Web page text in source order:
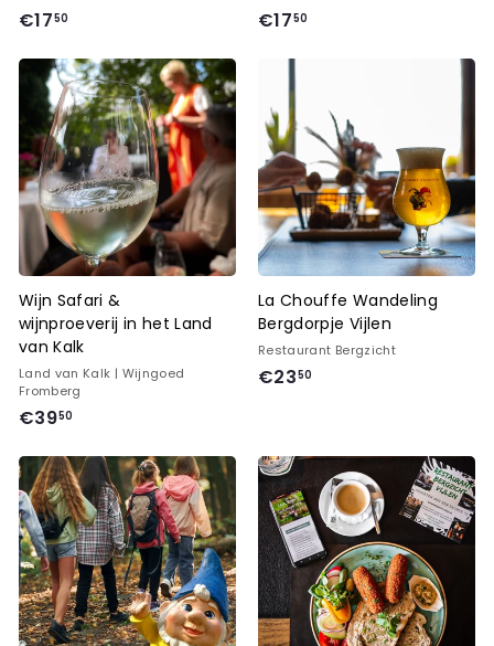
€1750
7
,
5
0
€1750
5
Wijn Safari &
wijnproeverij in het Land
van Kalk
Land van Kalk | Wijngoed
Fromberg
€3950
9
,
5
0
La Chouffe Wandeling
Bergdorpje Vijlen
Restaurant Bergzicht
€2350
,
5
0